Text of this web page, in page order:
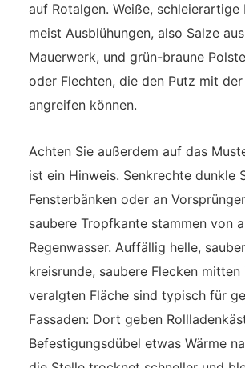
auf Rotalgen. Weiße, schleierartige
meist Ausblühungen, also Salze
Mauerwerk, und grün-braune
oder Flechten, die den Putz mit
angreifen können.
Achten Sie außerdem auf das
ist ein Hinweis. Senkrechte dunkle
Fensterbänken oder an
saubere Tropfkante stammen von
Regenwasser. Auffällig helle,
kreisrunde, saubere Flecken mitten
veralgten Fläche sind typisch für
Fassaden: Dort geben
Befestigungsdübel etwas Wärme